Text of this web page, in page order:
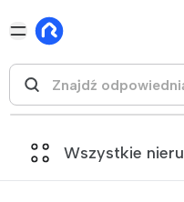
Wszystkie